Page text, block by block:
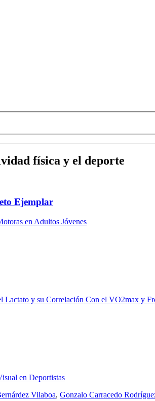
física y el deporte
Ejemplar
en Adultos Jóvenes
Lactato y su Correlación Con el VO2max y
en Deportistas
Vilaboa, Gonzalo Carracedo